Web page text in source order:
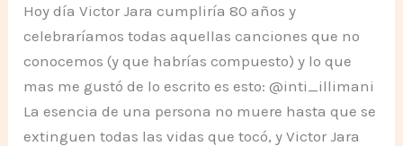
Hoy día Victor Jara cumpliría 80 años y
celebraríamos todas aquellas canciones que no
conocemos (y que habrías compuesto) y lo que
mas me gustó de lo escrito es esto: @inti_illimani
La esencia de una persona no muere hasta que se
extinguen todas las vidas que tocó, y Victor Jara